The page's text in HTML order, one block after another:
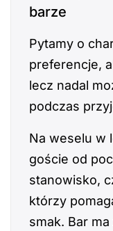
barze
Pytamy o
preferencje,
lecz nadal
podczas
Na weselu w
goście od
stanowisko,
którzy
smak. Bar